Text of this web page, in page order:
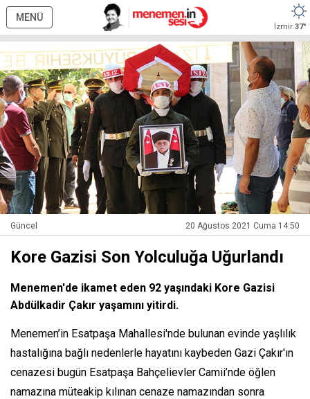
MENÜ
İzmir 37°
Güncel 20 Ağustos 2021 Cuma 14:50
Kore Gazisi Son Yolculuğa Uğurlandı
Menemen'de ikamet eden 92 yaşındaki Kore Gazisi
Abdülkadir Çakır yaşamını yitirdi.
Menemen’in Esatpaşa Mahallesi'nde bulunan evinde yaşlılık
hastalığına bağlı nedenlerle hayatını kaybeden Gazi Çakır'ın
cenazesi bugün Esatpaşa Bahçelievler Camii’nde öğlen
namazına müteakip kılınan cenaze namazından sonra